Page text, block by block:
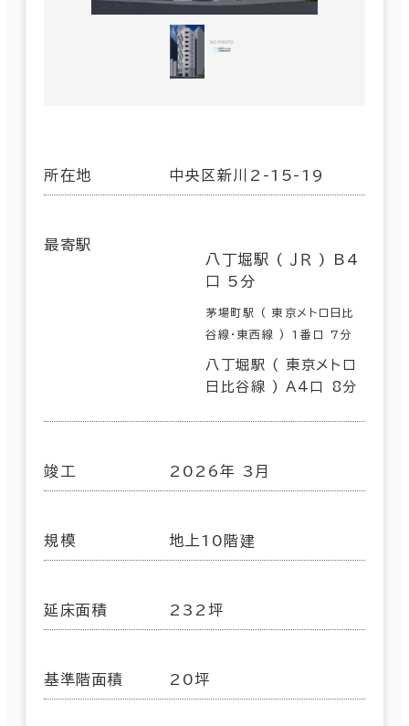
所在地 中央区新川2-15-19
最寄駅
八丁堀駅 ( ＪＲ ) B4
口 5分
茅場町駅 ( 東京メトロ日比
谷線･東西線 ) 1番口 7分
八丁堀駅 ( 東京メトロ
日比谷線 ) A4口 8分
竣工 2026年 3月
規模 地上10階建
延床面積 232坪
基準階面積 20坪